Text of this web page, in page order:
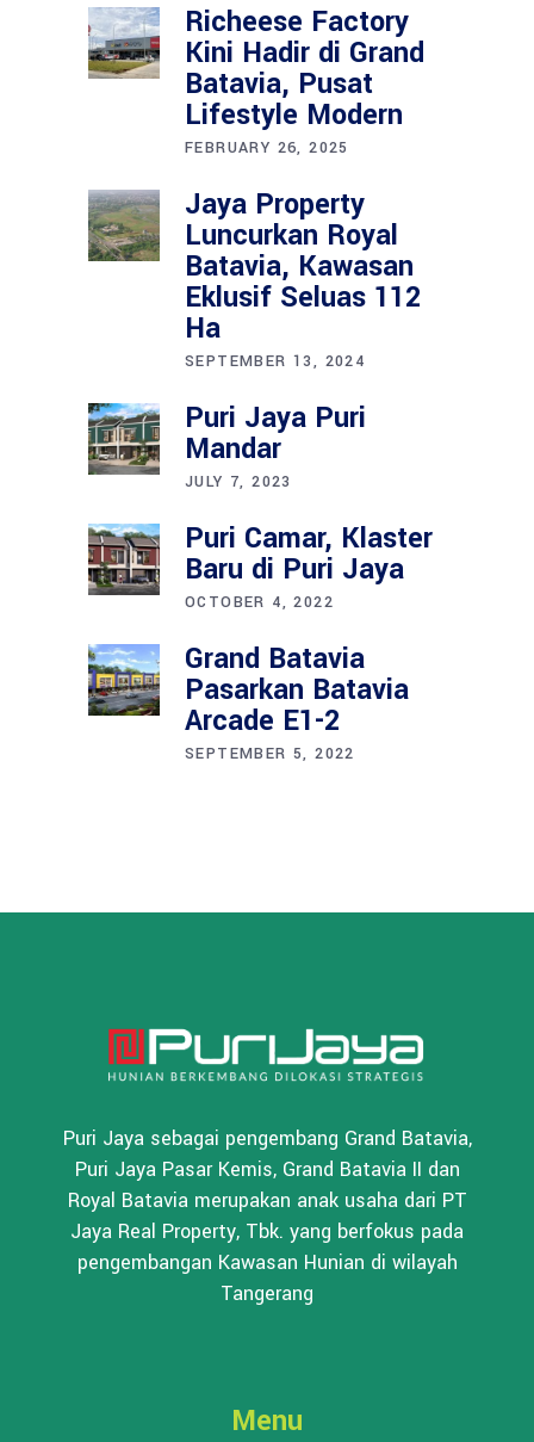
Richeese Factory
Kini Hadir di Grand
Batavia, Pusat
Lifestyle Modern
FEBRUARY 26, 2025
Jaya Property
Luncurkan Royal
Batavia, Kawasan
Eklusif Seluas 112
Ha
SEPTEMBER 13, 2024
Puri Jaya Puri
Mandar
JULY 7, 2023
Puri Camar, Klaster
Baru di Puri Jaya
OCTOBER 4, 2022
Grand Batavia
Pasarkan Batavia
Arcade E1-2
SEPTEMBER 5, 2022
Puri Jaya sebagai pengembang Grand Batavia,
Puri Jaya Pasar Kemis, Grand Batavia II dan
Royal Batavia merupakan anak usaha dari PT
Jaya Real Property, Tbk. yang berfokus pada
pengembangan Kawasan Hunian di wilayah
Tangerang
Menu